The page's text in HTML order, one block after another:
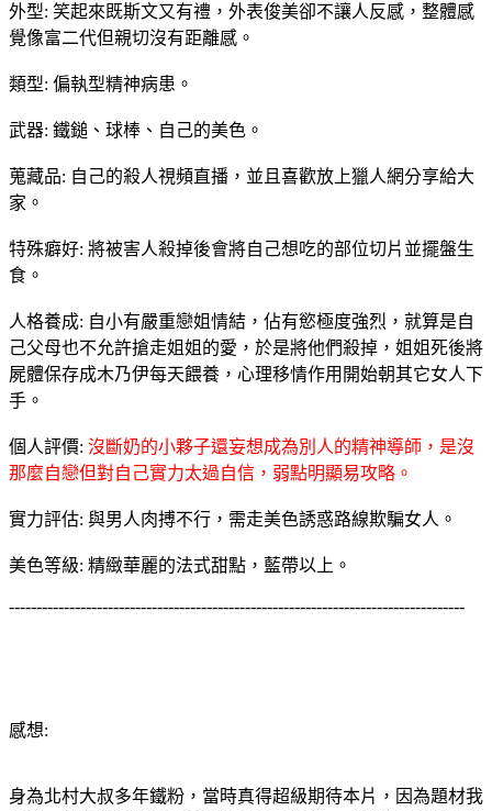
外型: 笑起來既斯文又有禮，外表俊美卻不讓人反感，整體感
覺像富二代但親切沒有距離感。
類型: 偏執型精神病患。
武器: 鐵鎚、球棒、自己的美色。
蒐藏品: 自己的殺人視頻直播，並且喜歡放上獵人網分享給大
家。
特殊癖好: 將被害人殺掉後會將自己想吃的部位切片並擺盤生
食。
人格養成: 自小有嚴重戀姐情結，佔有慾極度強烈，就算是自
己父母也不允許搶走姐姐的愛，於是將他們殺掉，姐姐死後將
屍體保存成木乃伊每天餵養，心理移情作用開始朝其它女人下
手。
個人評價: 沒斷奶的小夥子還妄想成為別人的精神導師，是沒
那麼自戀但對自己實力太過自信，弱點明顯易攻略。
實力評估: 與男人肉搏不行，需走美色誘惑路線欺騙女人。
美色等級: 精緻華麗的法式甜點，藍帶以上。
-----------------------------------------------------------------------------------
感想:
身為北村大叔多年鐵粉，當時真得超級期待本片，因為題材我